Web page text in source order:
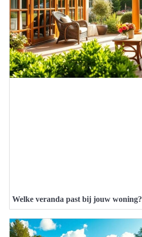
Welke veranda past bij jouw woning?